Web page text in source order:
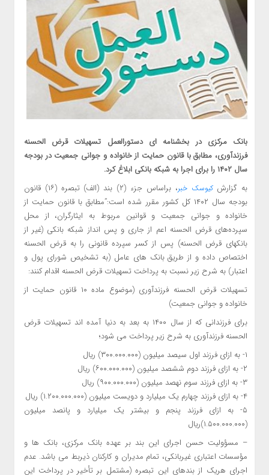
بانک مرکزی در بخشنامه ای دستورالعمل تسهیلات قرض الحسنه
فرزندآوری، مطابق با قانون حمایت از خانواده و جوانی جمعیت در بودجه
سال ۱۴۰۲ را برای اجرا به شبکه بانکی ابلاغ کرد.
به گزارشکیوسک خبر
، براساس جزء (۲) بند (الف) تبصره (۱۶) قانون
بودجه سال ۱۴۰۲ کل کشور مقرر شده است:”مطابق با قانون حمایت از
خانواده و جوانی جمعیت و قوانین مربوط به ایثارگران، از محل
سپرده‌های قرض الحسنه اعم از جاری و پس انداز شبکه بانکی (غیر از
بانکهای قرض الحسنه) پس از کسر سپرده قانونی را به قرض الحسنه
اختصاص داده و از طریق بانک های عامل (به تشخیص شورای پول و
اعتبار) به شرح زیر نسبت به پرداخت تسهیلات قرض الحسنه اقدام کنند:
تسهیلات قرض الحسنه فرزندآوری (موضوع ماده ۱۰ قانون حمایت از
خانواده و جوانی جمعیت)
برای فرزندانی که از سال ۱۴۰۰ به بعد به دنیا آمده اند تسهیلات قرض
الحسنه فرزندآوری به شرح زیر پرداخت می شود؛
۱‏- به ازای فرزند اول سیصد میلیون (۳۰۰.۰۰۰.۰۰۰) ریال
۲‏- به ازای فرزند دوم ششصد میلیون (۶۰۰.۰۰۰.۰۰۰) ریال
۳‏- به ازای فرزند سوم نهصد میلیون (۹۰۰.۰۰۰.۰۰۰) ریال
۴‏- به ازای فرزند چهارم یک میلیارد و دویست میلیون (۱.۲۰۰.۰۰۰.۰۰۰) ریال
۵‏- به ازای فرزند پنجم و بیشتر یک میلیارد و پانصد میلیون
(۱.۵۰۰.۰۰۰.۰۰۰)ریال
– مسؤولیت حسن اجرای این بند بر عهده بانک مرکزی، بانک ها و
مؤسسات اعتباری غیربانکی، تمام مدیران و کارکنان ذیربط می باشد. عدم
اجرای هریک از بندهای این تبصره (مشتمل بر تأخیر در پرداخت این